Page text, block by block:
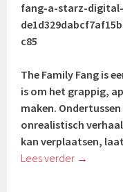
The Family Fang is
is om het grappig,
maken.
onrealistisch
kan verplaatsen,
Lees verder →